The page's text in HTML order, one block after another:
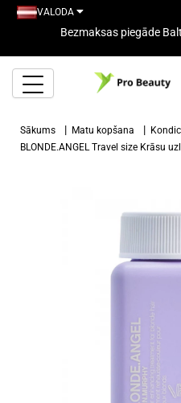
VALODA
Bezmaksas piegāde
Sākums Matu kopšana
BLONDE.ANGEL Travel size Krāsu